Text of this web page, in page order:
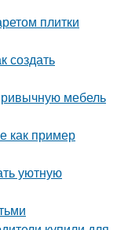
плитки
создать
мебель
как пример
уютную